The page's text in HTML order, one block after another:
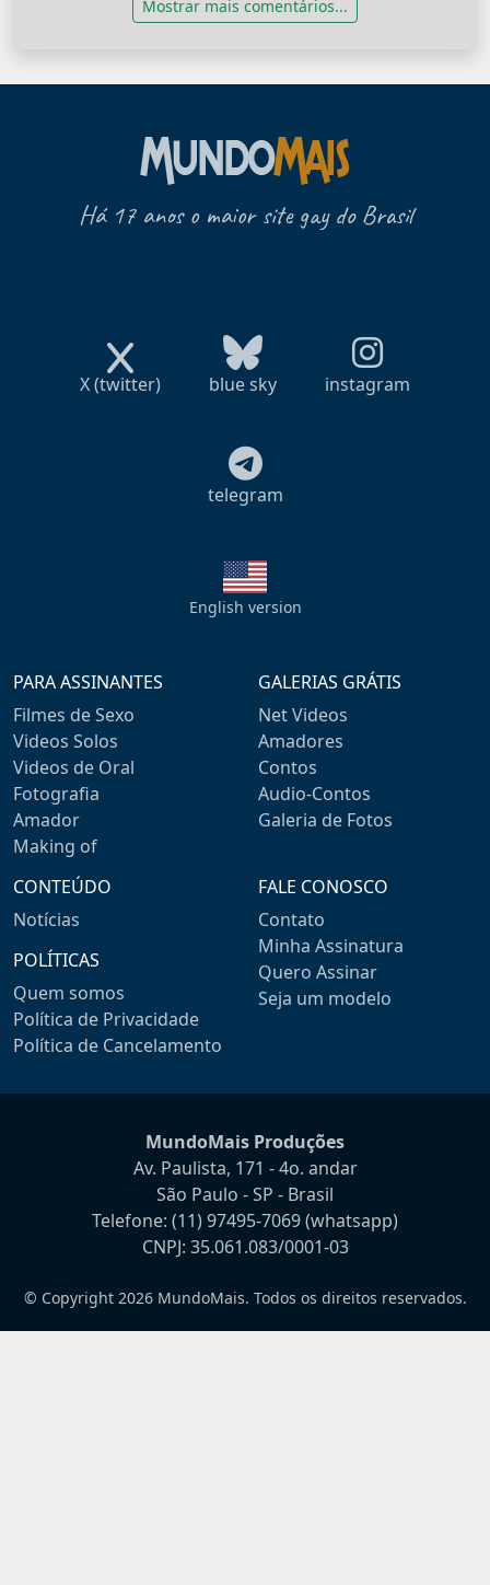
Mostrar mais comentários...
Há 17 anos o maior site gay do Brasil
X (twitter) blue sky instagram
telegram
English version
PARA ASSINANTES
Filmes de Sexo
Videos Solos
Videos de Oral
Fotografia
Amador
Making of
GALERIAS GRÁTIS
Net Videos
Amadores
Contos
Audio-Contos
Galeria de Fotos
CONTEÚDO
Notícias
POLÍTICAS
Quem somos
Política de Privacidade
Política de Cancelamento
FALE CONOSCO
Contato
Minha Assinatura
Quero Assinar
Seja um modelo
MundoMais Produções
Av. Paulista, 171 - 4o. andar
São Paulo - SP - Brasil
Telefone: (11) 97495-7069(whatsapp)
CNPJ: 35.061.083/0001-03
© Copyright 2026 MundoMais. Todos os direitos reservados.